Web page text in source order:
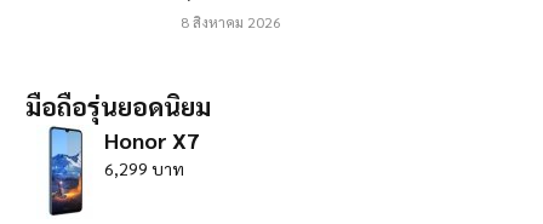
8 สิงหาคม 2026
มือถือรุ่นยอดนิยม
Honor X7
6,299 บาท